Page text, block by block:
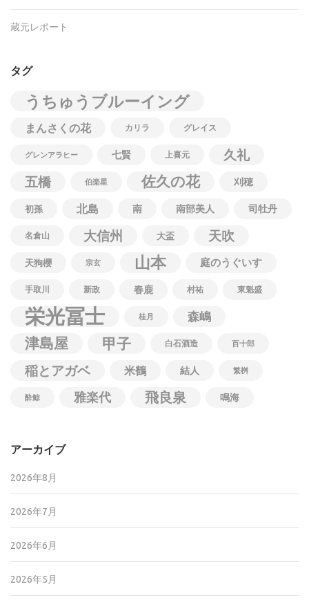
蔵元レポート
タグ
うちゅうブルーイング
まんさくの花 カリラ グレイス
グレンアラヒー 七賢 上喜元
久礼
五橋
伯楽星 佐久の花 刈穂
初孫 北島 南 南部美人 司牡丹
名倉山 大信州 大盃 天吹
天狗櫻 宗玄 山本 庭のうぐいす
手取川 新政 春鹿 村祐 東魁盛
栄光冨士 桂月 森嶋
津島屋 甲子 白石酒造 百十郎
稲とアガベ 米鶴 結人 繁桝
酔鯨 雅楽代 飛良泉 鳴海
アーカイブ
2026年8月
2026年7月
2026年6月
2026年5月